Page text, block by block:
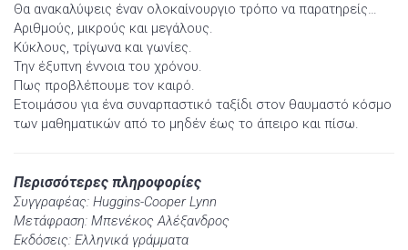
Θα ανακαλύψεις έναν ολοκαίνουργιο τρόπο να παρατηρείς…
Αριθμούς, μικρούς και μεγάλους.
Κύκλους, τρίγωνα και γωνίες.
Την έξυπνη έννοια του χρόνου.
Πως προβλέπουμε τον καιρό.
Ετοιμάσου για ένα συναρπαστικό ταξίδι στον θαυμαστό κόσμο
των μαθηματικών από το μηδέν έως το άπειρο και πίσω.
Περισσότερες πληροφορίες
Συγγραφέας: Huggins-Cooper Lynn
Μετάφραση: Μπενέκος Αλέξανδρος
Εκδόσεις: Ελληνικά γράμματα